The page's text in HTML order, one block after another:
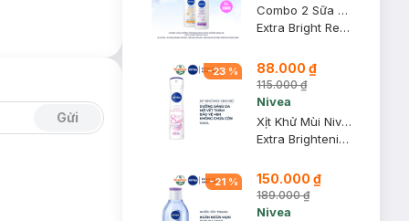
Gửi
Combo 2 Sữa Dưỡng Thể Nivea Phục Hồi & Dưỡng Sáng Da Ngày & Đêm (350ml/chai)
Extra Bright Repair & Protect 8 Super Food Body Lotion SPF30 PA+++ & Extra Bright Night Nourish 8 Super Food Body Lotion
-23 % 88.000 ₫
115.000 ₫
Nivea
Xịt Khử Mùi Nivea Cho Nữ Sáng Da, Mờ Vết Thâm 150ml
Extra Brightening 8 Super Food Spray - Vitamin C
-21 % 150.000 ₫
189.000 ₫
Nivea